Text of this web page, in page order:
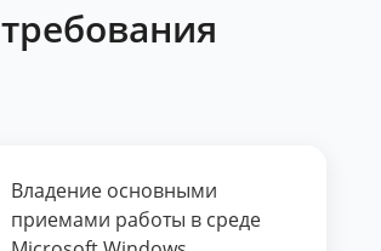
требования
Владение основными
приемами работы в среде